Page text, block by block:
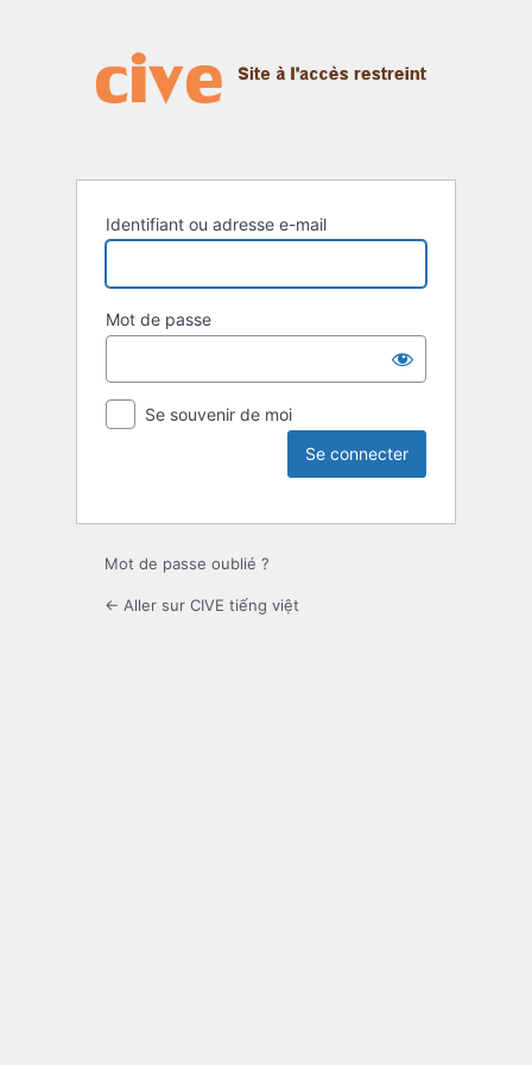
Identifiant ou adresse e-mail
Mot de passe
Se souvenir de moi
Mot de passe oublié ?
← Aller sur CIVE tiếng việt